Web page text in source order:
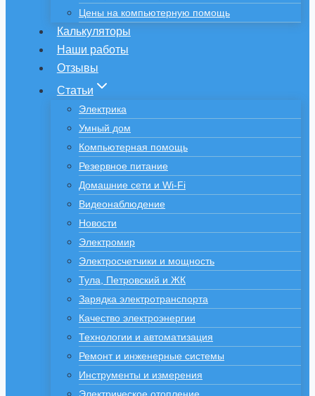
Цены на компьютерную помощь
Калькуляторы
Наши работы
Отзывы
Статьи
Электрика
Умный дом
Компьютерная помощь
Резервное питание
Домашние сети и Wi-Fi
Видеонаблюдение
Новости
Электромир
Электросчетчики и мощность
Тула, Петровский и ЖК
Зарядка электротранспорта
Качество электроэнергии
Технологии и автоматизация
Ремонт и инженерные системы
Инструменты и измерения